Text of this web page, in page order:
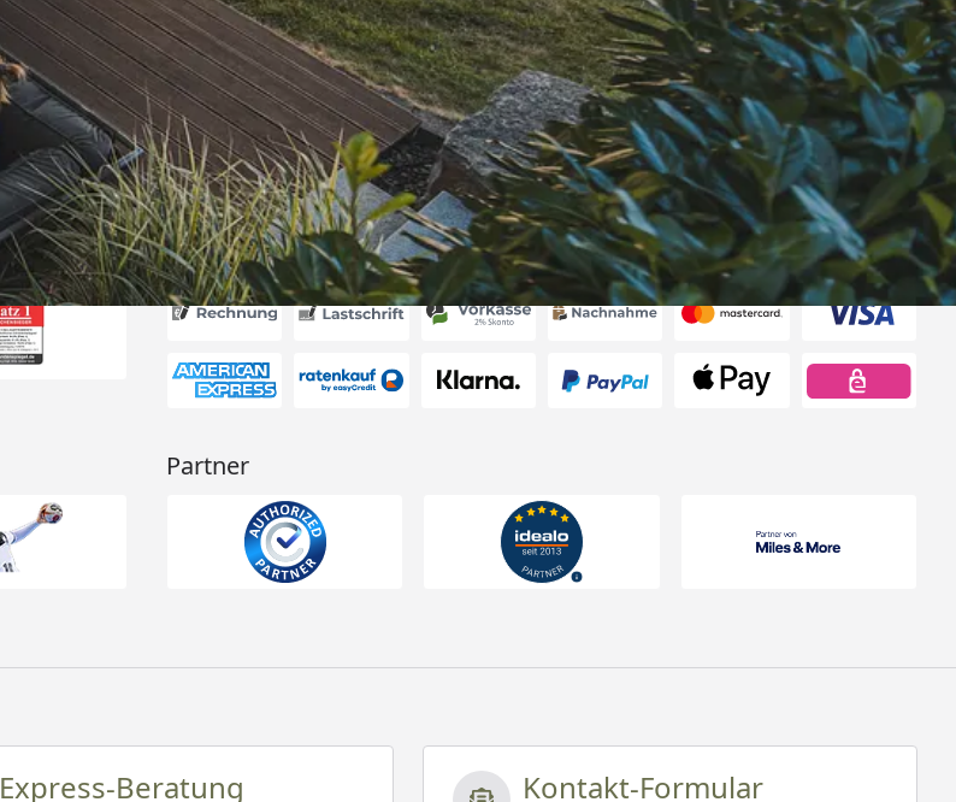
Versand
Akzeptierte Zahlungsarten
Partner
Express-Beratung Kontakt-Formular